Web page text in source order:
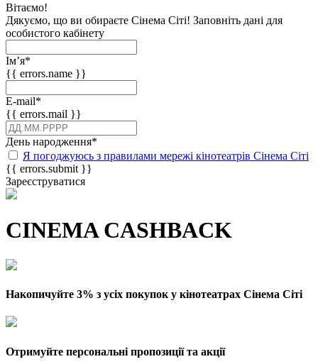
Вітаємо!
Дякуємо, що ви обираєте Сінема Сіті! Заповніть дані для
особистого кабінету
Імʼя*
{{ errors.name }}
E-mail*
{{ errors.mail }}
День народження*
Я погоджуюсь з правилами мережі кінотеатрів Сінема Сіті
{{ errors.submit }}
Зареєструватися
CINEMA CASHBACK
Накопичуйте 3% з усіх покупок у кінотеатрах Сінема Сіті
Отримуйте персональні пропозиції та акції